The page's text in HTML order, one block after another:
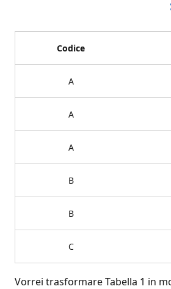
Codice
A
A
A
B
B
C
Vorrei trasformare Tabella 1 in